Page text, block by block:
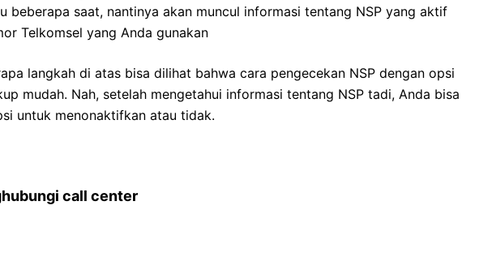
beberapa saat, nantinya akan muncul informasi tentang NSP yang aktif
Telkomsel yang Anda gunakan
langkah di atas bisa dilihat bahwa cara pengecekan NSP dengan opsi
mudah. Nah, setelah mengetahui informasi tentang NSP tadi, Anda bisa
untuk menonaktifkan atau tidak.
call center